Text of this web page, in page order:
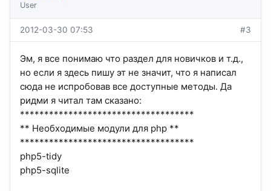
User
2012-03-30 07:53 #3
Эм, я все понимаю что раздел для новичков и т.д.,
но если я здесь пишу эт не значит, что я написал
сюда не испробовав все доступные методы. Да
ридми я читал там сказано:
************************************
** Необходимые модули для php **
************************************
php5-tidy
php5-sqlite